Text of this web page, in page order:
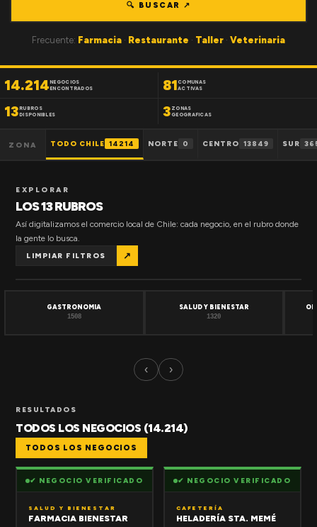
🔍 BUSCAR ↗
Frecuente: Farmacia · Restaurante · Taller · Veterinaria
14.214NEGOCIOS
ENCONTRADOS
81 COMUNAS
ACTIVAS
13RUBROS
DISPONIBLES
3 ZONAS
GEOGRAFICAS
ZONA TODO CHILE 14214 NORTE 0 CENTRO 13849 SUR
EXPLORAR
LOS 13 RUBROS
Así digitalizamos el comercio local de Chile: cada negocio, en el rubro donde
la gente lo busca.
LIMPIAR FILTROS ↗
GASTRONOMIA
1508
SALUD Y BIENESTAR
1320
‹ ›
RESULTADOS
TODOS LOS NEGOCIOS (14.214)
TODOS LOS NEGOCIOS
✔ NEGOCIO VERIFICADO
SALUD Y BIENESTAR
FARMACIA BIENESTAR
✔ NEGOCIO VERIFICADO
CAFETERÍA
HELADERÍA STA. MEMÉ